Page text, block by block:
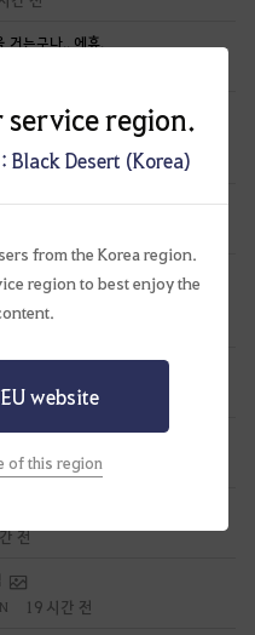
service region.
Black Desert (Korea)
from the Korea region.
region to best enjoy the
website
of this region
거는구나.. 에휴.
는 씨앗이 한번에 많이 획득되는
합니다.
간 전
다.
킬이 아닌 일반 스킬 찍혀있어서
15 시간 전
시간 전
능하게해주세요
18 시간 전
전
19 시간 전